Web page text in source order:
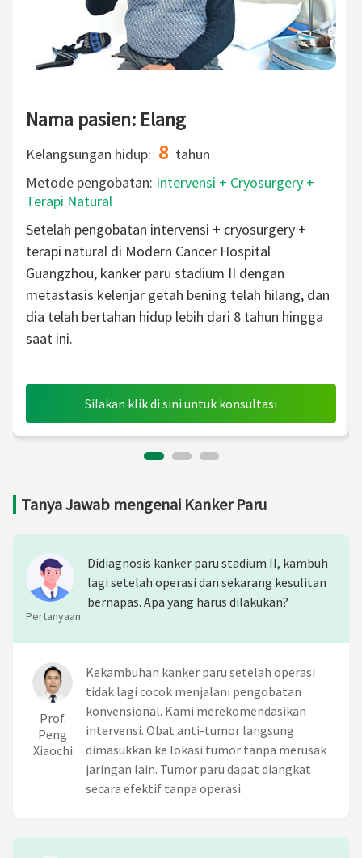
Nama pasien: Elang
Kelangsungan hidup: 8 tahun
Metode pengobatan: Intervensi + Cryosurgery +
Terapi Natural
Setelah pengobatan intervensi + cryosurgery +
terapi natural di Modern Cancer Hospital
Guangzhou, kanker paru stadium II dengan
metastasis kelenjar getah bening telah hilang, dan
dia telah bertahan hidup lebih dari 8 tahun hingga
saat ini.
Silakan klik di sini untuk konsultasi
Tanya Jawab mengenai Kanker Paru
Pertanyaan
Didiagnosis kanker paru stadium II, kambuh
lagi setelah operasi dan sekarang kesulitan
bernapas. Apa yang harus dilakukan?
Prof.
Peng
Xiaochi
Kekambuhan kanker paru setelah operasi
tidak lagi cocok menjalani pengobatan
konvensional. Kami merekomendasikan
intervensi. Obat anti-tumor langsung
dimasukkan ke lokasi tumor tanpa merusak
jaringan lain. Tumor paru dapat diangkat
secara efektif tanpa operasi.